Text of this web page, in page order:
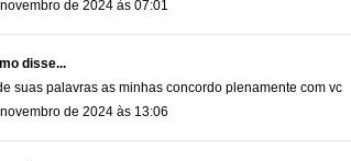
de 2024 às 07:01
disse...
suas palavras as minhas concordo plenamente com vc
de 2024 às 13:06